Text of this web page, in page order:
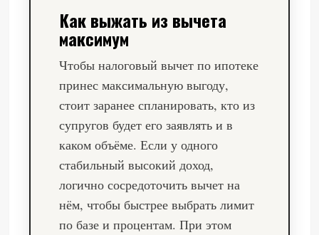
Как выжать из вычета
максимум
Чтобы налоговый вычет по ипотеке
принес максимальную выгоду,
стоит заранее спланировать, кто из
супругов будет его заявлять и в
каком объёме. Если у одного
стабильный высокий доход,
логично сосредоточить вычет на
нём, чтобы быстрее выбрать лимит
по базе и процентам. При этом